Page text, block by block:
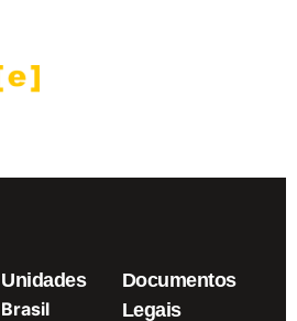
Unidades
Brasil
Documentos
Legais